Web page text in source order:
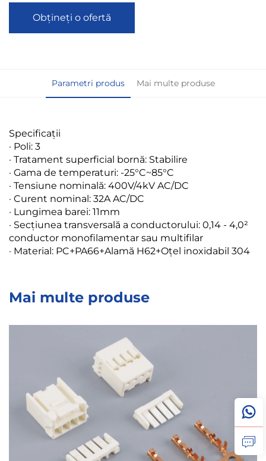
Obțineți o ofertă
Parametri produs Mai multe produse
Specificații
· Poli: 3
· Tratament superficial bornă: Stabilire
· Gama de temperaturi: -25°C~85°C
· Tensiune nominală: 400V/4kV AC/DC
· Curent nominal: 32A AC/DC
· Lungimea barei: 11mm
· Secțiunea transversală a conductorului: 0,14 - 4,0²
conductor monofilamentar sau multifilar
· Material: PC+PA66+Alamă H62+Oțel inoxidabil 304
Mai multe produse